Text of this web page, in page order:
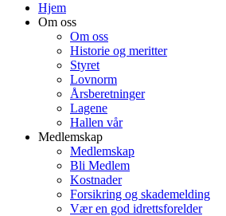
Hjem
Om oss
Om oss
Historie og meritter
Styret
Lovnorm
Årsberetninger
Lagene
Hallen vår
Medlemskap
Medlemskap
Bli Medlem
Kostnader
Forsikring og skademelding
Vær en god idrettsforelder